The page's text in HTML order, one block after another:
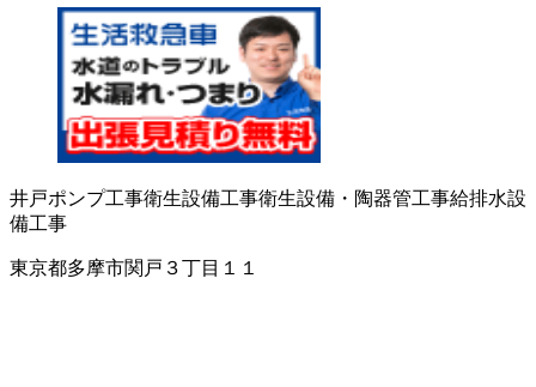
井戸ポンプ工事衛生設備工事衛生設備・陶器管工事給排水設
備工事
東京都多摩市関戸３丁目１１